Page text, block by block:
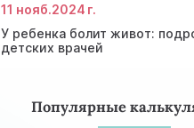
11 нояб.2024 г.
У ребенка болит живот:
детских врачей
Популярные